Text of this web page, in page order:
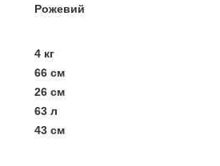
Рожевий
4 кг
66 см
26 см
63 л
43 см